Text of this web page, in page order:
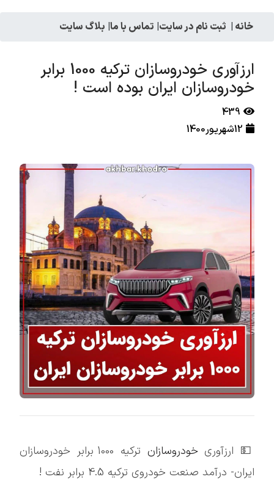
خانه | ثبت نام در سایت| تماس با ما| بلاگ سایت
ارزآوری خودروسازان ترکیه 1000 برابر
خودروسازان ایران بوده است !
439
12شهریور1400
💵 ارزآوری خودروسازان
ترکیه 1000 برابر خودروسازان
ایران- درآمد صنعت خودروی ترکیه 4.5 برابر نفت !